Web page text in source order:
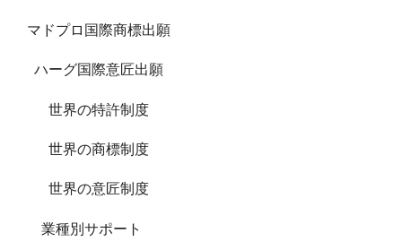
マドプロ国際商標出願
ハーグ国際意匠出願
世界の特許制度
世界の商標制度
世界の意匠制度
業種別サポート